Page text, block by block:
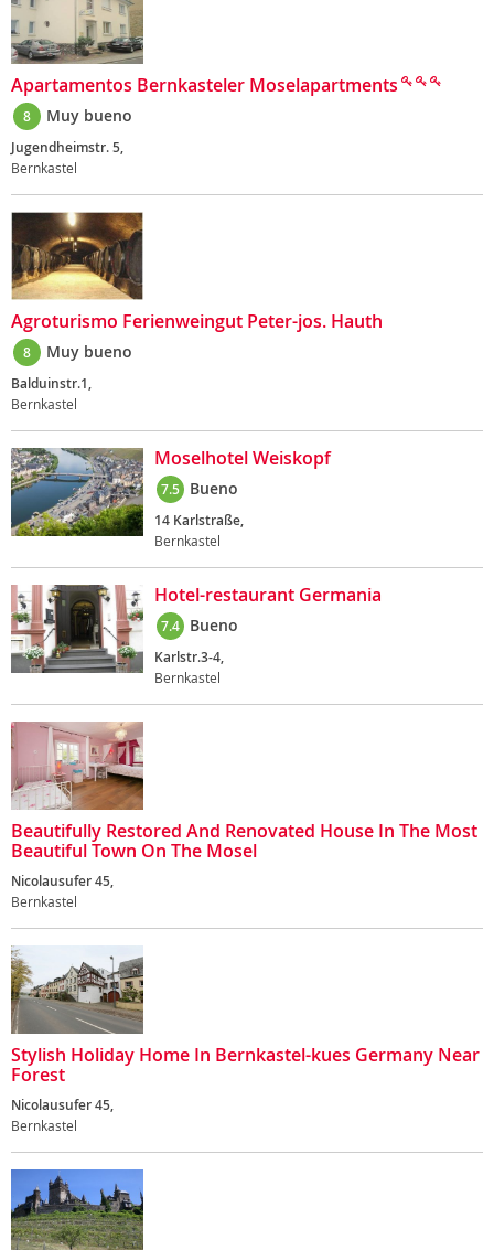
Apartamentos Bernkasteler Moselapartments
8 Muy bueno
Jugendheimstr. 5,
Bernkastel
Agroturismo Ferienweingut Peter-jos. Hauth
8 Muy bueno
Balduinstr.1,
Bernkastel
Moselhotel Weiskopf
7.5 Bueno
14 Karlstraße,
Bernkastel
Hotel-restaurant Germania
7.4 Bueno
Karlstr.3-4,
Bernkastel
Beautifully Restored And Renovated House In The Most
Beautiful Town On The Mosel
Nicolausufer 45,
Bernkastel
Stylish Holiday Home In Bernkastel-kues Germany Near
Forest
Nicolausufer 45,
Bernkastel